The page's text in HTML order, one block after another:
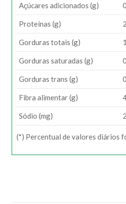
Açúcares adicionados (g) 0
Proteínas (g)
Gorduras totais (g)
Gorduras saturadas (g) 0
Gorduras trans (g) 0
Fibra alimentar (g)
Sódio (mg) 2
(*) Percentual de valores diários